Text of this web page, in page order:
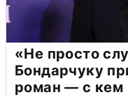
«Не просто
Бондарчуку
роман — с кем